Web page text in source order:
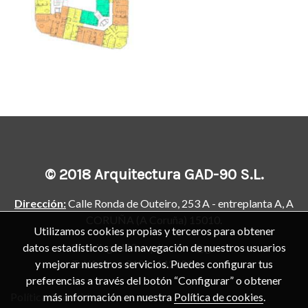
© 2018 Arquitectura GAD-90 S.L.
Dirección:Calle Ronda de Outeiro, 253 A - entreplanta A, A
E-mail:gad90arquitectura@gmail.com
Teléfono:+34981142081
Política de cookies
Utilizamos cookies propias y terceros para obtener
datos estadísticos de la navegación de nuestros usuarios
y mejorar nuestros servicios. Puedes configurar tus
preferencias a través del botón “Configurar” o obtener
más información en nuestra Política de cookies.